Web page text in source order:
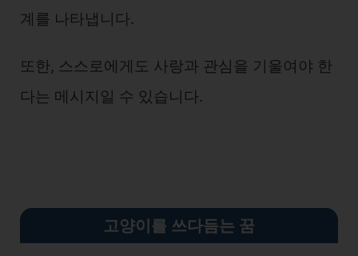
계를 나타냅니다.
또한, 스스로에게도 사랑과 관심을 기울여야 한
다는 메시지일 수 있습니다.
고양이를 쓰다듬는 꿈